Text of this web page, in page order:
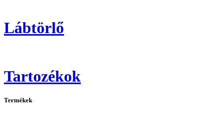
Lábtörlő
Tartozékok
Termékek